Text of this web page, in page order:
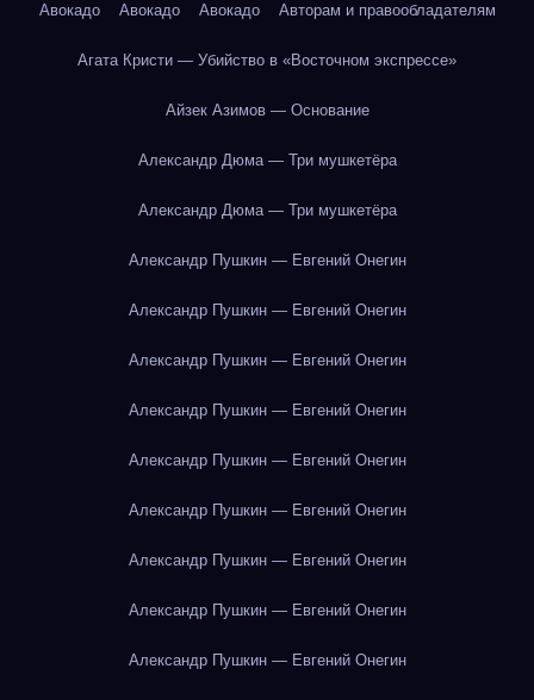
Авокадо Авокадо Авокадо Авторам и правообладателям
Агата Кристи — Убийство в «Восточном экспрессе»
Айзек Азимов — Основание
Александр Дюма — Три мушкетёра
Александр Дюма — Три мушкетёра
Александр Пушкин — Евгений Онегин
Александр Пушкин — Евгений Онегин
Александр Пушкин — Евгений Онегин
Александр Пушкин — Евгений Онегин
Александр Пушкин — Евгений Онегин
Александр Пушкин — Евгений Онегин
Александр Пушкин — Евгений Онегин
Александр Пушкин — Евгений Онегин
Александр Пушкин — Евгений Онегин